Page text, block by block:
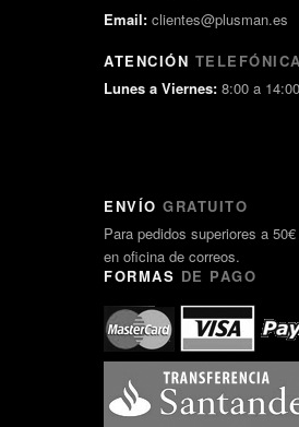
Email: clientes@plusman.es
ATENCIÓN TELEFÓNICA
Lunes a Viernes: 8:00 a 14:00
ENVÍO GRATUITO
Para pedidos superiores a
en oficina de correos.
FORMAS DE PAGO